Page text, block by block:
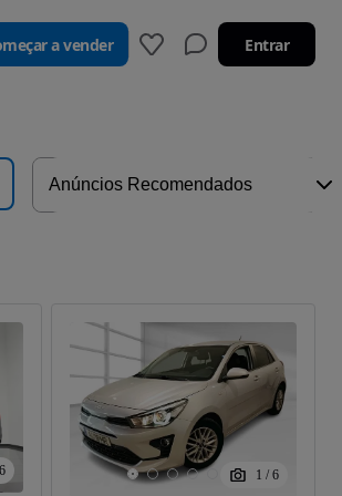
a vender Entrar
6 1 / 6